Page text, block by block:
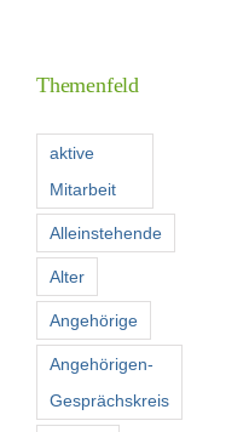
Kontakt
Suche
nach:
Themenfeld
aktive
Mitarbeit
Alleinstehende
Alter
Angehörige
Angehörigen-
Gesprächskreis